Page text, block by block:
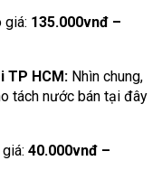
giá: 135.000vnđ –
TP HCM: Nhìn chung,
tách nước bán tại đây
40.000vnđ –